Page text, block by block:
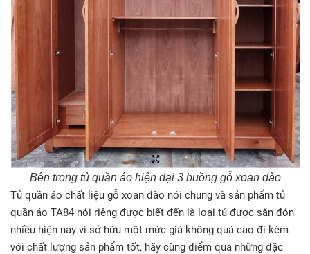
Bên trong tủ quần áo hiện đại 3 buồng gỗ xoan đào
Tủ quần áo chất liệu gỗ xoan đào nói chung và sản phẩm tủ
quần áo TA84 nói riêng được biết đến là loại tủ được săn đón
nhiều hiện nay vì sở hữu một mức giá không quá cao đi kèm
với chất lượng sản phẩm tốt, hãy cùng điểm qua những đặc